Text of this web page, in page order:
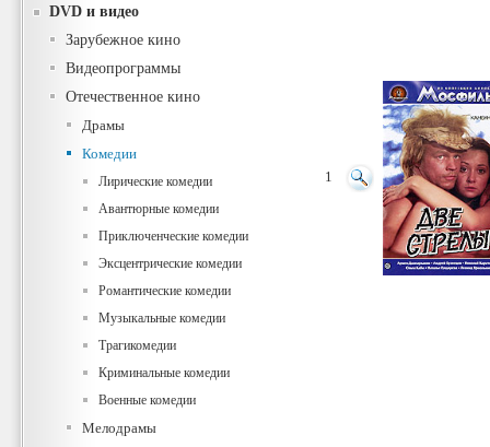
DVD и видео
Зарубежное кино
Видеопрограммы
Отечественное кино
Драмы
Комедии
Лирические комедии
Авантюрные комедии
Приключенческие комедии
Эксцентрические комедии
Романтические комедии
Музыкальные комедии
Трагикомедии
Криминальные комедии
Военные комедии
Мелодрамы
1